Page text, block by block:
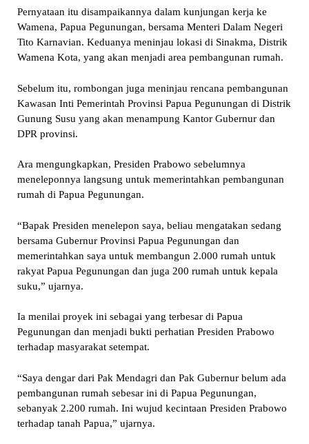
Pernyataan itu disampaikannya dalam kunjungan kerja ke
Wamena, Papua Pegunungan, bersama Menteri Dalam Negeri
Tito Karnavian. Keduanya meninjau lokasi di Sinakma, Distrik
Wamena Kota, yang akan menjadi area pembangunan rumah.
Sebelum itu, rombongan juga meninjau rencana pembangunan
Kawasan Inti Pemerintah Provinsi Papua Pegunungan di Distrik
Gunung Susu yang akan menampung Kantor Gubernur dan
DPR provinsi.
Ara mengungkapkan, Presiden Prabowo sebelumnya
meneleponnya langsung untuk memerintahkan pembangunan
rumah di Papua Pegunungan.
“Bapak Presiden menelepon saya, beliau mengatakan sedang
bersama Gubernur Provinsi Papua Pegunungan dan
memerintahkan saya untuk membangun 2.000 rumah untuk
rakyat Papua Pegunungan dan juga 200 rumah untuk kepala
suku,” ujarnya.
Ia menilai proyek ini sebagai yang terbesar di Papua
Pegunungan dan menjadi bukti perhatian Presiden Prabowo
terhadap masyarakat setempat.
“Saya dengar dari Pak Mendagri dan Pak Gubernur belum ada
pembangunan rumah sebesar ini di Papua Pegunungan,
sebanyak 2.200 rumah. Ini wujud kecintaan Presiden Prabowo
terhadap tanah Papua,” ujarnya.